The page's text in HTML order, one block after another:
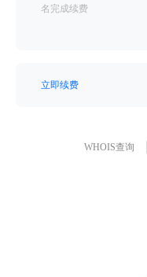
名完成续费
立即续费
WHOIS查询